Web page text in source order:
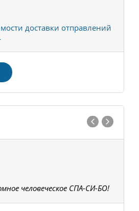
доставки отправлений
человеческое СПА-СИ-БО!